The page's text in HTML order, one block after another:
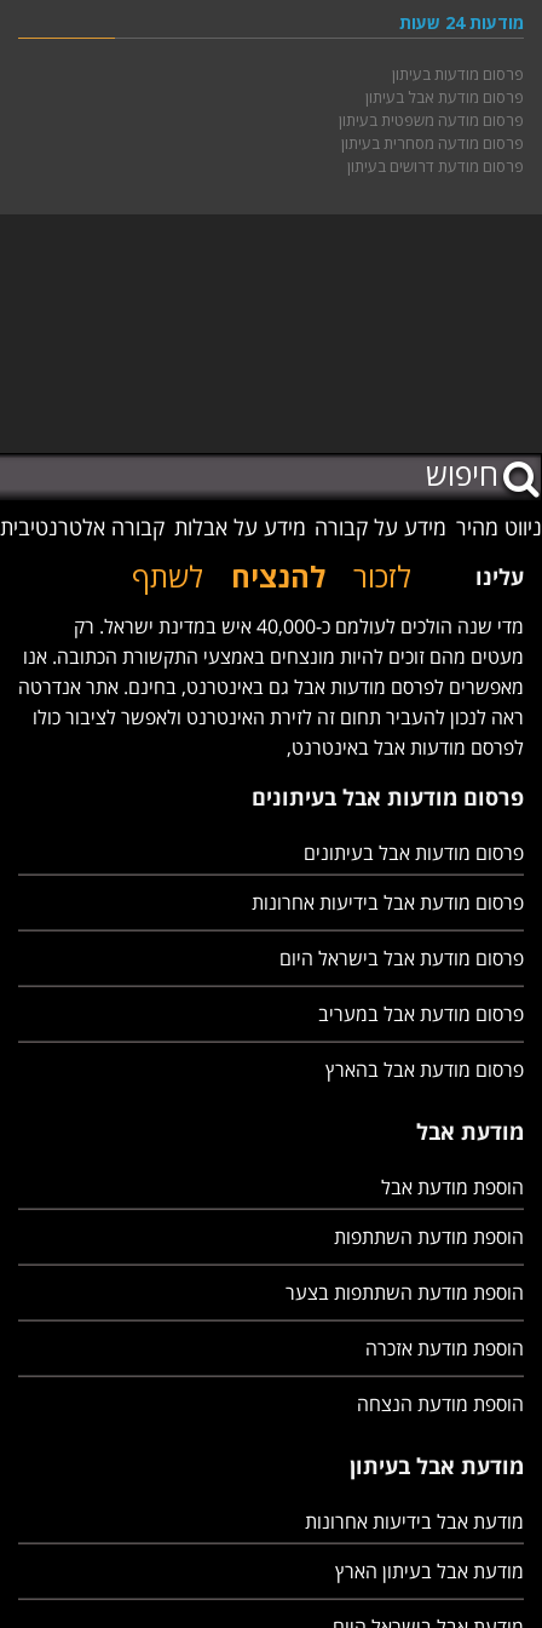
מודעות 24 שעות
פרסום מודעות בעיתון
פרסום מודעת אבל בעיתון
פרסום מודעה משפטית בעיתון
פרסום מודעה מסחרית בעיתון
פרסום מודעת דרושים בעיתון
ניווט מהיר מידע על קבורה מידע על אבלות קבורה אלטרנטיבית
לזכור להנציח לשתף עלינו
מדי שנה הולכים לעולמם כ-40,000 איש במדינת ישראל. רק
מעטים מהם זוכים להיות מונצחים באמצעי התקשורת הכתובה. אנו
מאפשרים לפרסם מודעות אבל גם באינטרנט, בחינם. אתר אנדרטה
ראה לנכון להעביר תחום זה לזירת האינטרנט ולאפשר לציבור כולו
לפרסם מודעות אבל באינטרנט,
פרסום מודעות אבל בעיתונים
פרסום מודעות אבל בעיתונים
פרסום מודעת אבל בידיעות אחרונות
פרסום מודעת אבל בישראל היום
פרסום מודעת אבל במעריב
פרסום מודעת אבל בהארץ
מודעת אבל
הוספת מודעת אבל
הוספת מודעת השתתפות
הוספת מודעת השתתפות בצער
הוספת מודעת אזכרה
הוספת מודעת הנצחה
מודעת אבל בעיתון
מודעת אבל בידיעות אחרונות
מודעת אבל בעיתון הארץ